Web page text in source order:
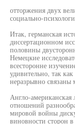
отторжения двух
социально-
Итак, германская
диссертационном
половины
Немецкие
всесторонне
удивительно, так
неразрывно связаны
Англо-американская
отношений
мировой войны
виновности сторон